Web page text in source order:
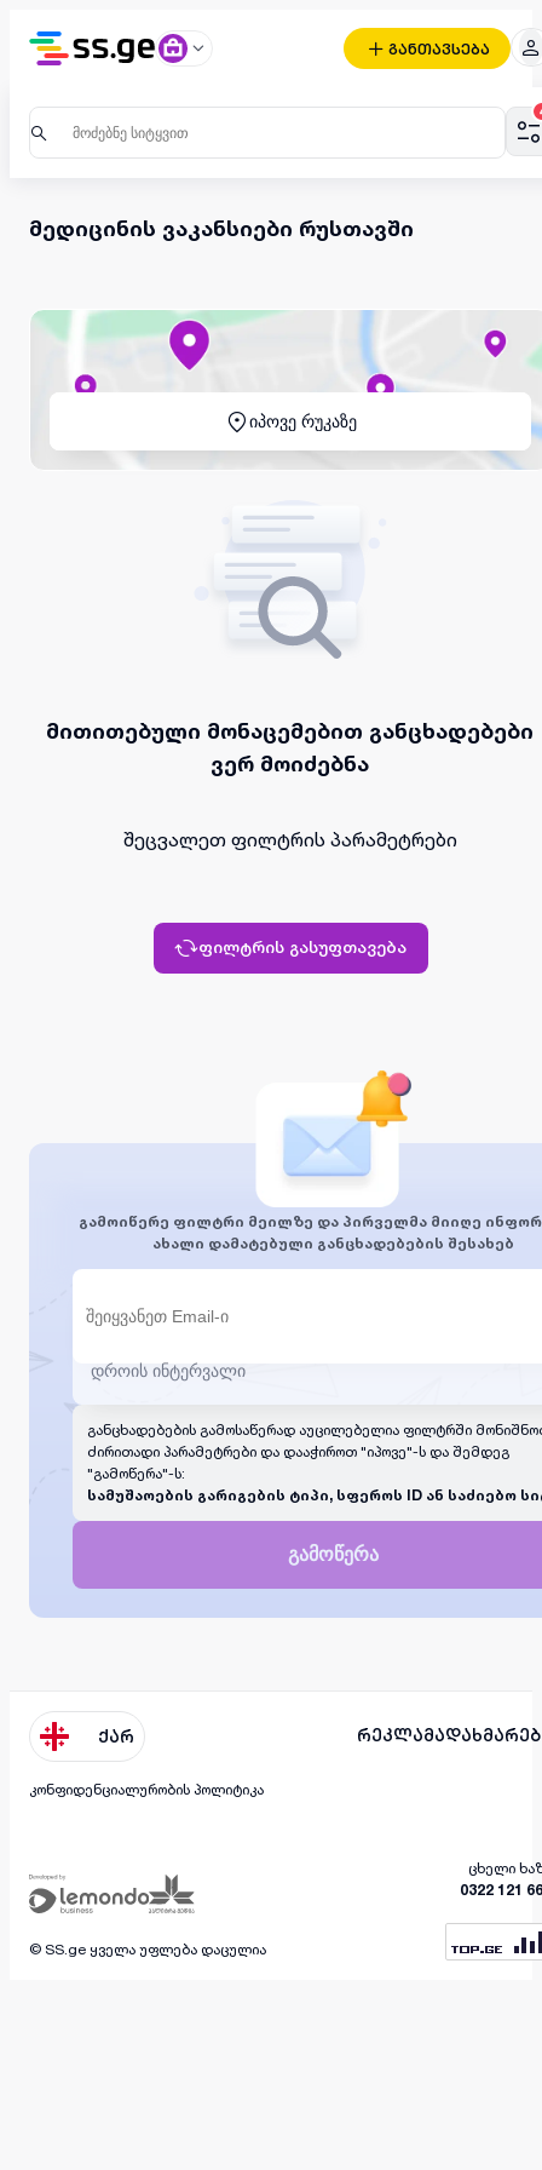
განთავსება
მედიცინის ვაკანსიები რუსთავში
იპოვე რუკაზე
მითითებული მონაცემებით განცხადებები
ვერ მოიძებნა
შეცვალეთ ფილტრის პარამეტრები
ფილტრის გასუფთავება
გამოიწერე ფილტრი მეილზე და პირველმა მიიღე
ახალი დამატებული განცხადებების შესახებ
განცხადებების გამოსაწერად აუცილებელია ფილტრში
ძირითადი პარამეტრები და დააჭიროთ "იპოვე"-ს და შემდეგ
"გამოწერა"-ს:
სამუშაოების გარიგების ტიპი, სფეროს ID ან საძიებო
გამოწერა
ქარ რეკლამა
კონფიდენციალურობის პოლიტიკა
ცხელი
0322 121
© SS.ge ყველა უფლება დაცულია